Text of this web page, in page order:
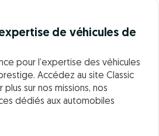
de véhicules de
pour l’expertise des véhicules
Accédez au site Classic
sur nos missions, nos
dédiés aux automobiles